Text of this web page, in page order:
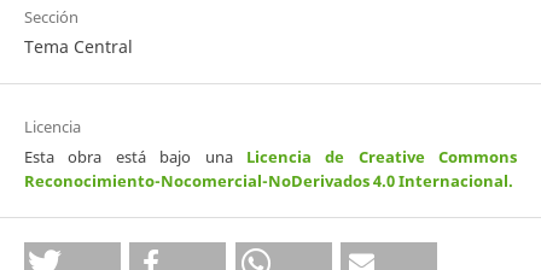
Sección
Tema Central
Licencia
Esta obra está bajo una Licencia de Creative Commons
Reconocimiento-Nocomercial-NoDerivados 4.0 Internacional.